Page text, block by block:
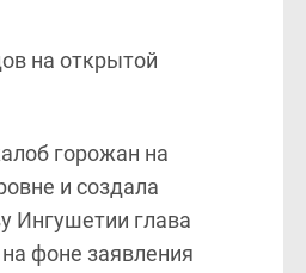
на открытой
горожан на
и создала
Ингушетии глава
фоне заявления